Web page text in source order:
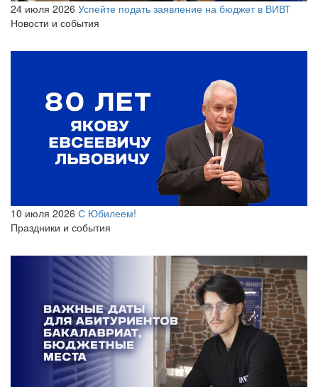
24 июля 2026 Успейте подать заявление на бюджет в ВИВТ
Новости и события
10 июля 2026 С Юбилеем!
Праздники и события